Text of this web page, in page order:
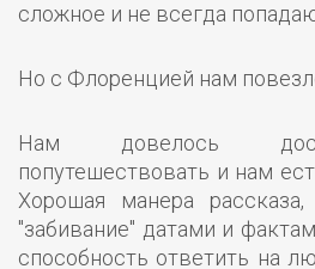
сложное и не всегда
Но с Флоренцией нам
Нам довелось
попутешествовать и нам
Хорошая манера
"забивание" датами и
способность ответить на